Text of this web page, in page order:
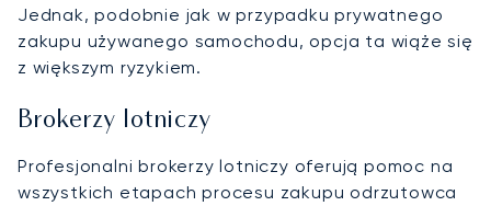
Jednak, podobnie jak w przypadku prywatnego
zakupu używanego samochodu, opcja ta wiąże się
z większym ryzykiem.
Brokerzy lotniczy
Profesjonalni brokerzy lotniczy oferują pomoc na
wszystkich etapach procesu zakupu odrzutowca